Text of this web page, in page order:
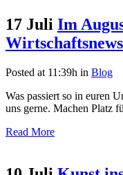
17 Juli Im
Wirtschaftsnews
Posted at 11:39h in Blog
Was passiert so in euren
uns gerne. Machen Platz
Read More